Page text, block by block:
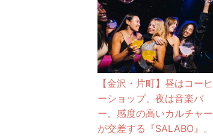
【金沢・片町】昼はコーヒ
ーショップ、夜は音楽バ
ー。感度の高いカルチャー
が交差する『SALABO』。